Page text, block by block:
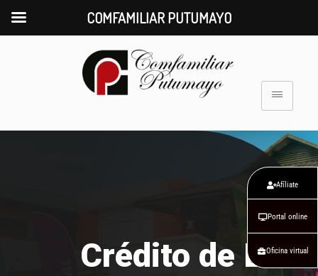
Crédito de
Afíliate
Portal online
Oficina virtual
COMFAMILIAR PUTUMAYO